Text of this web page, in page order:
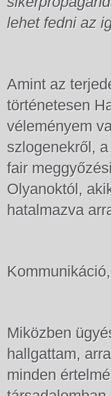
lehet fedni az
Amint az
történetesen
véleményem
szlogenekről,
fair
Olyanoktól,
hatalmazva
Miközben
hallgattam,
minden